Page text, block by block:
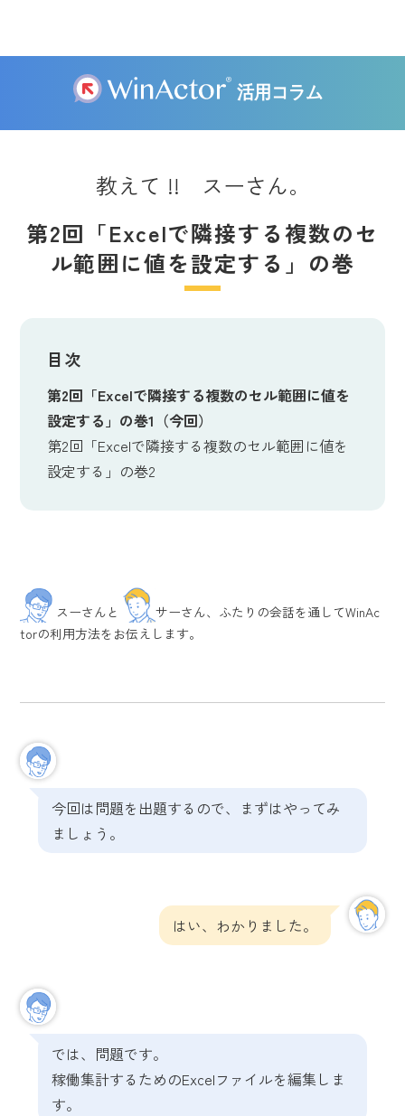
教えて !! スーさん。
第2回「Excelで隣接する複数のセ
ル範囲に値を設定する」の巻
目次
第2回「Excelで隣接する複数のセル範囲に値を
設定する」の巻1（今回）
第2回「Excelで隣接する複数のセル範囲に値を
設定する」の巻2
スーさんと
サーさん、ふたりの会話を通してWinAc
torの利用方法をお伝えします。
今回は問題を出題するので、まずはやってみ
ましょう。
はい、わかりました。
では、問題です。
稼働集計するためのExcelファイルを編集しま
す。